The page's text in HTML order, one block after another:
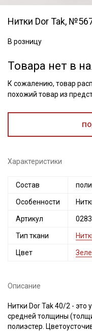
Нитки Dor Tak,
В розницу
Товара нет в
К сожалению, товар
похожий товар из
Характеристики
Состав
Особенности
Артикул
Тип ткани
Цвет
Описание
Нитки Dor Tak 40/2 -
средней толщины
полиэстер.
Секретная
Мы